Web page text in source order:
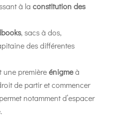
à la constitution des
, sacs à dos,
des différentes
une premièreénigmeà
de partir et commencer
notamment d’espacer